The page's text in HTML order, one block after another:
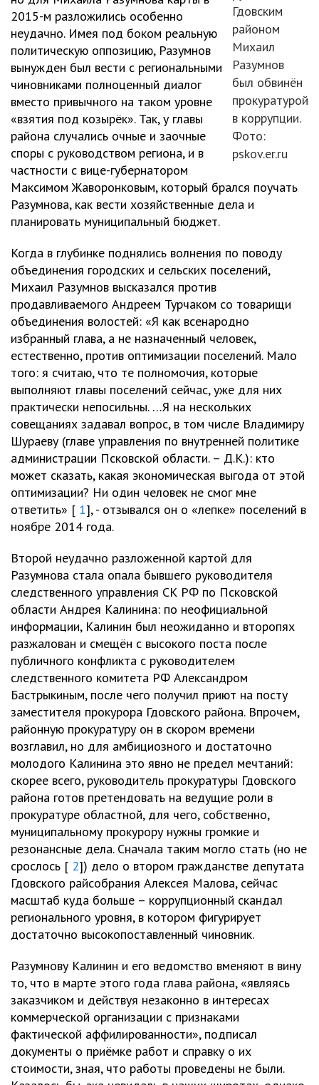
Гдовским
районом
Михаил
Разумнов
был обвинён
прокуратурой
в коррупции.
Фото:
pskov.er.ru
2015-м разложились особенно
неудачно. Имея под боком реальную
политическую оппозицию, Разумнов
вынужден был вести с региональными
чиновниками полноценный диалог
вместо привычного на таком уровне
«взятия под козырёк». Так, у главы
района случались очные и заочные
споры с руководством региона, и в
частности с вице-губернатором
Максимом Жаворонковым, который брался поучать
Разумнова, как вести хозяйственные дела и
планировать муниципальный бюджет.
Когда в глубинке поднялись волнения по поводу
объединения городских и сельских поселений,
Михаил Разумнов высказался против
продавливаемого Андреем Турчаком со товарищи
объединения волостей: «Я как всенародно
избранный глава, а не назначенный человек,
естественно, против оптимизации поселений. Мало
того: я считаю, что те полномочия, которые
выполняют главы поселений сейчас, уже для них
практически непосильны. …Я на нескольких
совещаниях задавал вопрос, в том числе Владимиру
Шураеву (главе управления по внутренней политике
администрации Псковской области. – Д.К.): кто
может сказать, какая экономическая выгода от этой
оптимизации? Ни один человек не смог мне
ответить» [ 1], - отзывался он о «лепке» поселений в
ноябре 2014 года.
Второй неудачно разложенной картой для
Разумнова стала опала бывшего руководителя
следственного управления СК РФ по Псковской
области Андрея Калинина: по неофициальной
информации, Калинин был неожиданно и второпях
разжалован и смещён с высокого поста после
публичного конфликта с руководителем
следственного комитета РФ Александром
Бастрыкиным, после чего получил приют на посту
заместителя прокурора Гдовского района. Впрочем,
районную прокуратуру он в скором времени
возглавил, но для амбициозного и достаточно
молодого Калинина это явно не предел мечтаний:
скорее всего, руководитель прокуратуры Гдовского
района готов претендовать на ведущие роли в
прокуратуре областной, для чего, собственно,
муниципальному прокурору нужны громкие и
резонансные дела. Сначала таким могло стать (но не
срослось [ 2]) дело о втором гражданстве депутата
Гдовского райсобрания Алексея Малова, сейчас
масштаб куда больше – коррупционный скандал
регионального уровня, в котором фигурирует
достаточно высокопоставленный чиновник.
Разумнову Калинин и его ведомство вменяют в вину
то, что в марте этого года глава района, «являясь
заказчиком и действуя незаконно в интересах
коммерческой организации с признаками
фактической аффилированности», подписал
документы о приёмке работ и справку о их
стоимости, зная, что работы проведены не были.